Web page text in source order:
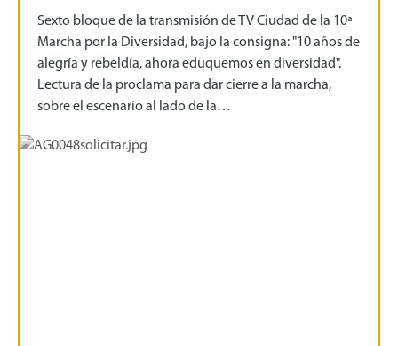
Sexto bloque de la transmisión de TV Ciudad de la 10ª
Marcha por la Diversidad, bajo la consigna: "10 años de
alegría y rebeldía, ahora eduquemos en diversidad".
Lectura de la proclama para dar cierre a la marcha,
sobre el escenario al lado de la…